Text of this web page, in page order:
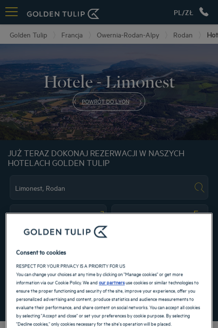
PL/ZŁ
Golden Tulip Francja Owernia-Rodan-Alpy Rodan
Hotele - Limonest
POWRÓT DO LYON
JUŻ TERAZ DOKONAJ REZERWACJI W NASZYCH
HOTELACH GOLDEN TULIP
Navigate forward to interact with the calendar and select a date. Press the
ZNAJDŹ HOTEL
Dodaj specjalny kod
Consent to cookies
RESPECT FOR YOUR PRIVACY IS A PRIORITY FOR US
You can change your choices at any time by clicking on "Manage cookies" or get more
information via our Cookie Policy. We andour partnersuse cookies or similar technologies to
ensure the proper functioning and security of the site, improve your experience, offer you
personalized advertising and content, produce statistics and audience measurements to
evaluate their performance, and share content on social networks. You can accept all cookies
by selecting "Accept and close" or set your preferences by cookie purpose. By selecting
"Decline cookies," only cookies necessary for the site's operation will be placed.